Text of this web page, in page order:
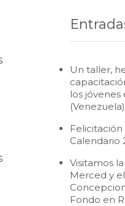
Un taller,
los
(Venezuela)
Calendario
Visitamos
Merced y
Fondo en